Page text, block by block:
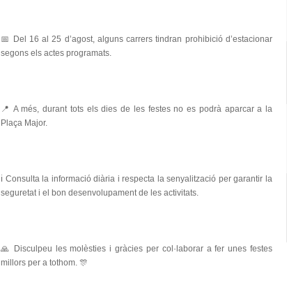
📅 Del 16 al 25 d’agost, alguns carrers tindran prohibició d’estacionar
segons els actes programats.
📍 A més, durant tots els dies de les festes no es podrà aparcar a la
Plaça Major.
ℹ️ Consulta la informació diària i respecta la senyalització per garantir la
seguretat i el bon desenvolupament de les activitats.
🙏 Disculpeu les molèsties i gràcies per col·laborar a fer unes festes
millors per a tothom. 🎊